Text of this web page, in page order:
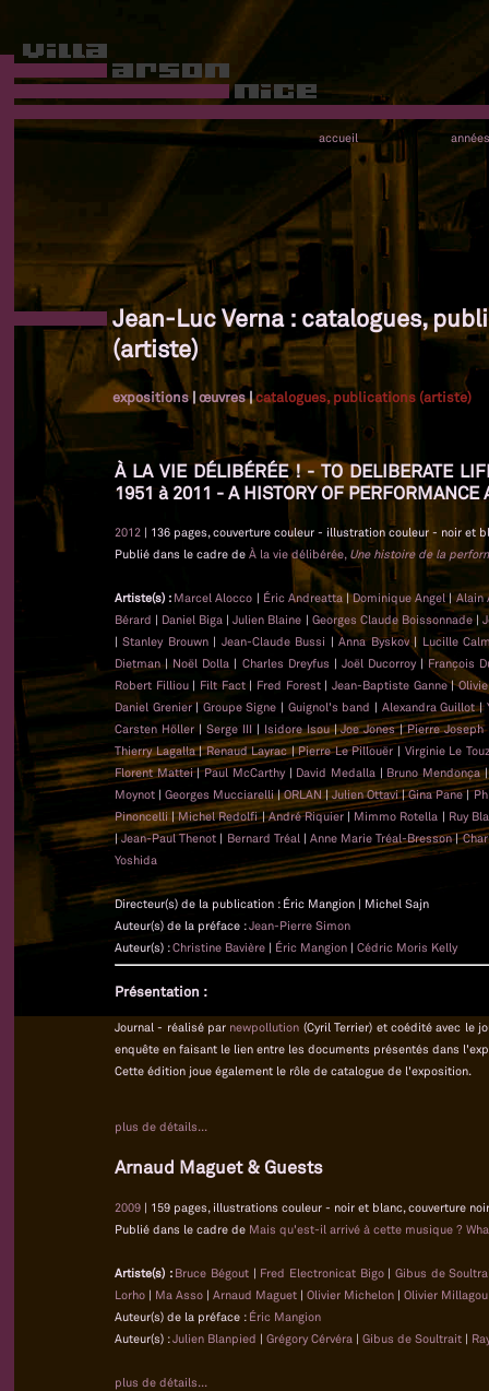
accueil années
Jean-Luc Verna : catalogues,
(artiste)
expositions|œuvres|catalogues, publications (artiste)
À LA VIE DÉLIBÉRÉE ! - TO DELIBERATE
1951 à 2011 - A HISTORY OF
2012 | 136 pages, couverture couleur - illustration couleur - noir et
Publié dans le cadre de À la vie délibérée, Une histoire de la
Artiste(s) : Marcel Alocco | Éric Andreatta|Dominique Angel|Alain
Bérard | Daniel Biga |Julien Blaine | Georges Claude Boissonnade|
|Stanley Brouwn| Jean-Claude Bussi |Anna Byskov| Lucille
Dietman| Noël Dolla | Charles Dreyfus | Joël Ducorroy| François
Robert Filliou| Filt Fact| Fred Forest| Jean-Baptiste Ganne|
Daniel Grenier|Groupe Signe | Guignol's band | Alexandra Guillot|
Carsten Höller| Serge III | Isidore Isou|Joe Jones|Pierre Joseph
Thierry Lagalla|Renaud Layrac|Pierre Le Pillouër | Virginie Le
Florent Mattei|Paul McCarthy| David Medalla | Bruno Mendonça
Moynot |Georges Mucciarelli|ORLAN|Julien Ottavi|Gina Pane|
Pinoncelli|Michel Redolfi|André Riquier| Mimmo Rotella | Ruy
|Jean-Paul Thenot | Bernard Tréal | Anne Marie Tréal-Bresson|
Yoshida
Directeur(s) de la publication : Éric Mangion | Michel Sajn
Auteur(s) de la préface :Jean-Pierre Simon
Auteur(s) :Christine Bavière | Éric Mangion | Cédric Moris Kelly
Présentation :
Journal - réalisé par newpollution (Cyril Terrier) et coédité avec le
enquête en faisant le lien entre les documents présentés dans
Cette édition joue également le rôle de catalogue de l'exposition.
plus de détails...
Arnaud Maguet & Guests
2009 | 159 pages, illustrations couleur - noir et blanc, couverture
Publié dans le cadre de Mais qu'est-il arrivé à cette musique ?
Artiste(s) : Bruce Bégout | Fred Electronicat Bigo|Gibus de
Lorho | Ma Asso | Arnaud Maguet | Olivier Michelon | Olivier Millagou
Auteur(s) de la préface : Éric Mangion
Auteur(s) :Julien Blanpied | Grégory Cérvéra | Gibus de Soultrait |
plus de détails...